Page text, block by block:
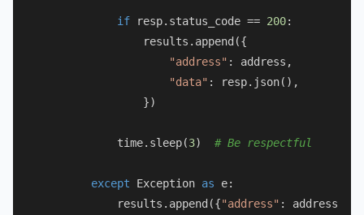
if resp.status_code == 200:
                results.append({
"address" : address,
"data" : resp.json(),
                })
            time.sleep(
3) # Be respectful
except Exception as e:
            results.append({
"address" : address,